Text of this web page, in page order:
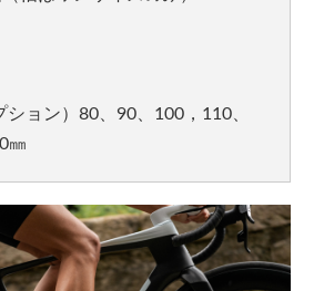
ション）80、90、100，110、
㎜